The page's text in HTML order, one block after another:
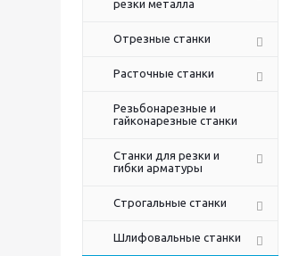
резки металла
Отрезные станки
Расточные станки
Резьбонарезные и
гайконарезные станки
Станки для резки и
гибки арматуры
Строгальные станки
Шлифовальные станки